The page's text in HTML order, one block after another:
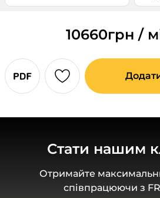
10660грн /
Стати нашим
Отримайте
співпрацюючи з